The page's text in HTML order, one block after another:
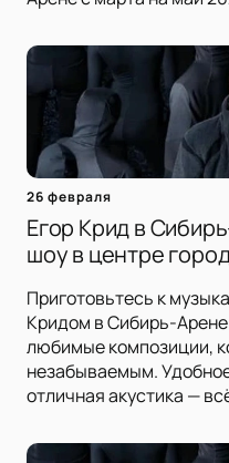
26 февраля
Егор Крид в
шоу в центре
Приготовьтесь к
Кридом в Сибирь-
любимые композиции,
незабываемым.
отличная акустика —